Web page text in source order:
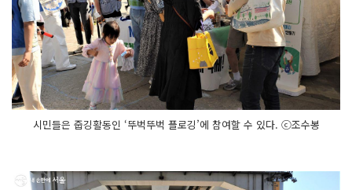
시민들은 줍깅활동인 ‘뚜벅뚜벅 플로깅’에 참여할 수 있다. ⓒ조수봉